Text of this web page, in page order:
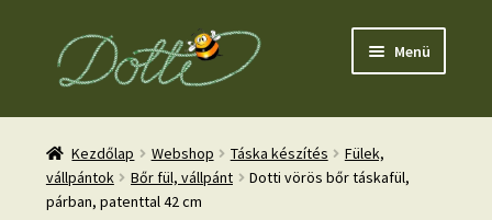
Ugrás
Kilépés
Menü
Kezdőlap Webshop Táska készítés
Fülek,
vállpántok
Bőr fül, vállpánt
Dotti vörös bőr táskafül,
párban, patenttal 42 cm